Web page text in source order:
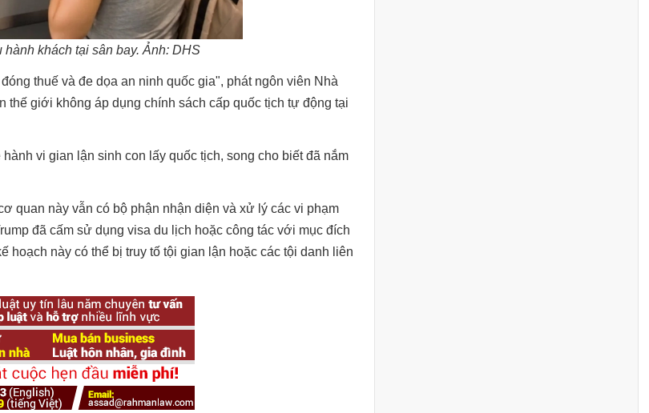
khách tại sân bay. Ảnh: DHS
thuế và đe dọa an ninh quốc gia", phát ngôn viên Nhà
giới không áp dụng chính sách cấp quốc tịch tự động tại
vi gian lận sinh con lấy quốc tịch, song cho biết đã nắm
quan này vẫn có bộ phận nhận diện và xử lý các vi phạm
đã cấm sử dụng visa du lịch hoặc công tác với mục đích
này có thể bị truy tố tội gian lận hoặc các tội danh liên